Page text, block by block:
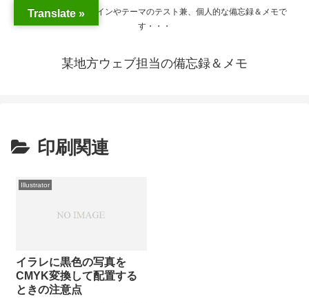
WordPressのプラグインやテーマのテスト兼、個人的な備忘録＆メモで
す・・・
某地方ウェブ担当の備忘録＆メモ
印刷関連
Illustrator
イラレに黒色の写真を
CMYK変換して配置する
ときの注意点
Translate »